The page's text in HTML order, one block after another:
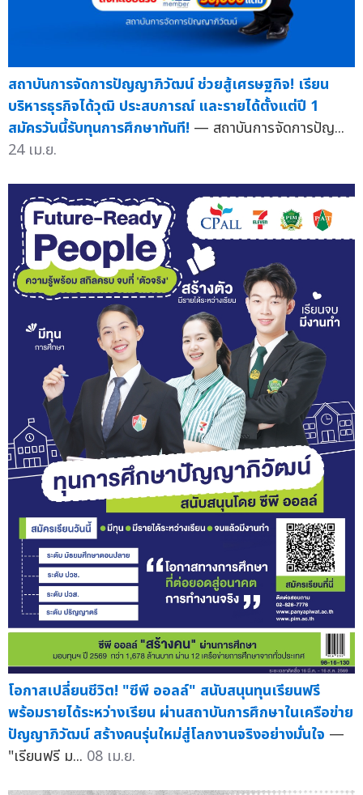
สถาบันการจัดการปัญญาภิวัฒน์ ช่วยสู้เศรษฐกิจ! เรียน
บริหารธุรกิจได้วุฒิ ประสบการณ์ และรายได้ตั้งแต่ปี 1
สมัครวันนี้รับทุนการศึกษาทันที! — สถาบันการจัดการปัญ...
24 เม.ย.
โอกาสเปลี่ยนชีวิต! "ซีพี ออลล์" สนับสนุนทุนเรียนฟรี
พร้อมรายได้ระหว่างเรียน ผ่านสถาบันการศึกษาในเครือข่าย
ปัญญาภิวัฒน์ สร้างคนรุ่นใหม่สู่โลกงานจริงอย่างมั่นใจ —
"เรียนฟรี ม... 08 เม.ย.